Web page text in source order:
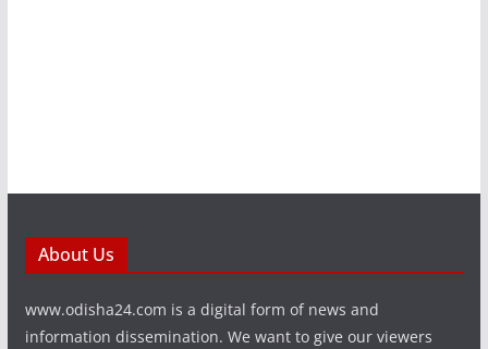
About Us
www.odisha24.com is a digital form of news and
information dissemination. We want to give our viewers